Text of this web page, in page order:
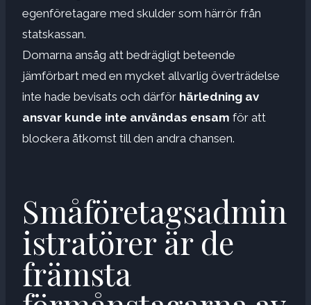
egenföretagare med skulder som härrör från
statskassan.
Domarna ansåg att bedrägligt beteende
jämförbart med en mycket allvarlig överträdelse
inte hade bevisats och därför härledning av
ansvar kunde inte användas ensam för att
blockera åtkomst till den andra chansen.
Småföretagsadmin
istratörer är de
främsta